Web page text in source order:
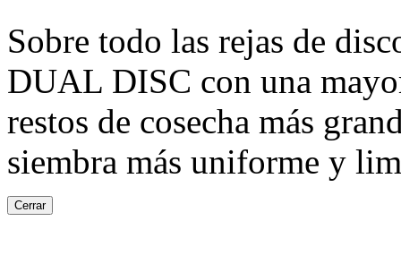
Sobre todo las rejas de
DUAL DISC con una
restos de cosecha más
siembra más uniforme y
Cerrar